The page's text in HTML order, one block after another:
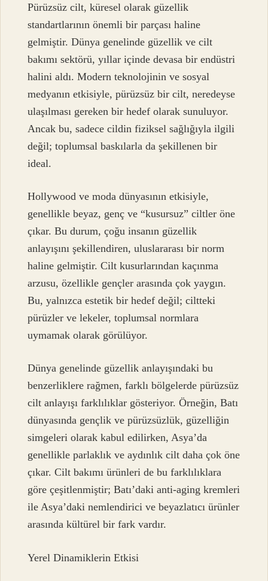
Pürüzsüz cilt, küresel olarak güzellik
standartlarının önemli bir parçası haline
gelmiştir. Dünya genelinde güzellik ve cilt
bakımı sektörü, yıllar içinde devasa bir endüstri
halini aldı. Modern teknolojinin ve sosyal
medyanın etkisiyle, pürüzsüz bir cilt, neredeyse
ulaşılması gereken bir hedef olarak sunuluyor.
Ancak bu, sadece cildin fiziksel sağlığıyla ilgili
değil; toplumsal baskılarla da şekillenen bir
ideal.
Hollywood ve moda dünyasının etkisiyle,
genellikle beyaz, genç ve “kusursuz” ciltler öne
çıkar. Bu durum, çoğu insanın güzellik
anlayışını şekillendiren, uluslararası bir norm
haline gelmiştir. Cilt kusurlarından kaçınma
arzusu, özellikle gençler arasında çok yaygın.
Bu, yalnızca estetik bir hedef değil; ciltteki
pürüzler ve lekeler, toplumsal normlara
uymamak olarak görülüyor.
Dünya genelinde güzellik anlayışındaki bu
benzerliklere rağmen, farklı bölgelerde pürüzsüz
cilt anlayışı farklılıklar gösteriyor. Örneğin, Batı
dünyasında gençlik ve pürüzsüzlük, güzelliğin
simgeleri olarak kabul edilirken, Asya’da
genellikle parlaklık ve aydınlık cilt daha çok öne
çıkar. Cilt bakımı ürünleri de bu farklılıklara
göre çeşitlenmiştir; Batı’daki anti-aging kremleri
ile Asya’daki nemlendirici ve beyazlatıcı ürünler
arasında kültürel bir fark vardır.
Yerel Dinamiklerin Etkisi